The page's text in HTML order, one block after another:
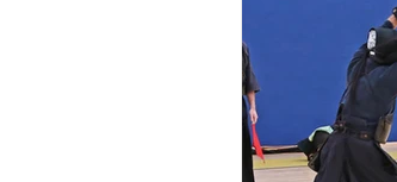
Evenements
Athlétisme